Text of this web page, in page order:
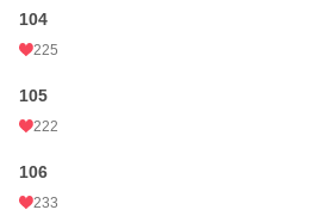
104
225
105
222
106
233